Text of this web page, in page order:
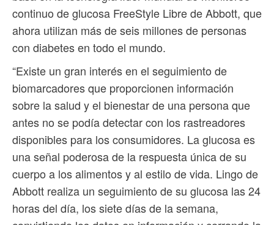
continuo de glucosa FreeStyle Libre de Abbott, que
ahora utilizan más de seis millones de personas
con diabetes en todo el mundo.
“Existe un gran interés en el seguimiento de
biomarcadores que proporcionen información
sobre la salud y el bienestar de una persona que
antes no se podía detectar con los rastreadores
disponibles para los consumidores. La glucosa es
una señal poderosa de la respuesta única de su
cuerpo a los alimentos y al estilo de vida. Lingo de
Abbott realiza un seguimiento de su glucosa las 24
horas del día, los siete días de la semana,